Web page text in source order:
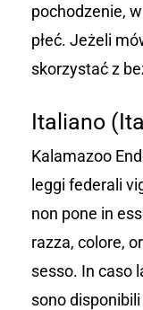
pochodzenie,
płeć. Jeżeli
skorzystać z
Italiano
Kalamazoo
leggi federali
non pone in
razza, colore,
sesso. In caso
sono